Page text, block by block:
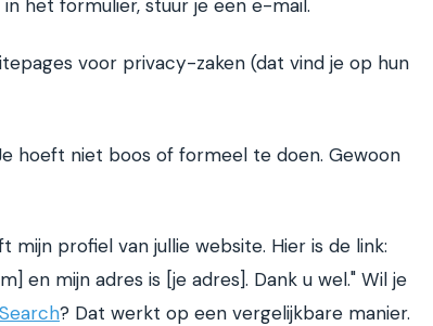
het formulier, stuur je een e-mail.
voor privacy-zaken (dat vind je op hun
hoeft niet boos of formeel te doen. Gewoon
mijn profiel van jullie website. Hier is de link:
en mijn adres is [je adres]. Dank u wel." Wil je
? Dat werkt op een vergelijkbare manier.